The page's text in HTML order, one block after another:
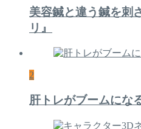
美容鍼と違う鍼を刺
リ』
2
肝トレがブームにな